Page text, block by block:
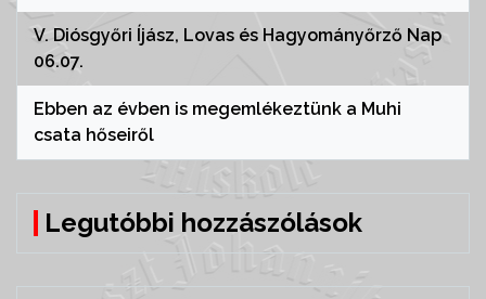
V. Diósgyőri Íjász, Lovas és Hagyományőrző Nap
06.07.
Ebben az évben is megemlékeztünk a Muhi
csata hőseiről
Legutóbbi hozzászólások